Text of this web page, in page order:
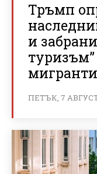
Тръмп
и
ПЕТЪК, 7